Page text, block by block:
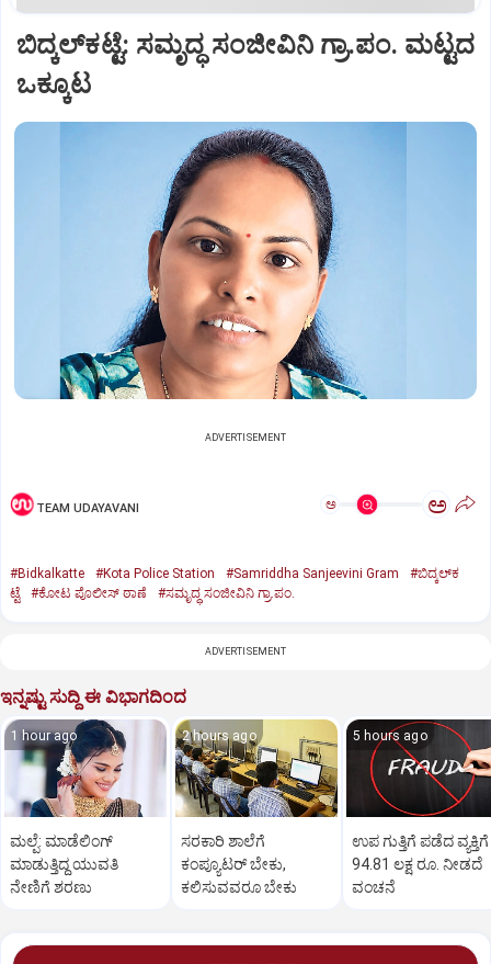
ಬಿದ್ಕಲ್‌ಕಟ್ಟೆ: ಸಮೃದ್ಧ ಸಂಜೀವಿನಿ ಗ್ರಾ.ಪಂ. ಮಟ್ಟದ
ಒಕ್ಕೂಟ
ADVERTISEMENT
TEAM UDAYAVANI ಅ ಅ
#Bidkalkatte #Kota Police Station #Samriddha Sanjeevini Gram
#ಬಿದ್ಕಲ್‌ಕ
ಟ್ಟೆ
#ಕೋಟ ಪೊಲೀಸ್‌ ಠಾಣೆ #ಸಮೃದ್ಧ ಸಂಜೀವಿನಿ ಗ್ರಾ.ಪಂ.
ADVERTISEMENT
ಇನ್ನಷ್ಟು ಸುದ್ದಿ ಈ ವಿಭಾಗದಿಂದ
1 hour ago
ಮಲ್ಪೆ: ಮಾಡೆಲಿಂಗ್
ಮಾಡುತ್ತಿದ್ದ ಯುವತಿ
ನೇಣಿಗೆ ಶರಣು
2 hours ago
ಸರಕಾರಿ ಶಾಲೆಗೆ
ಕಂಪ್ಯೂಟರ್‌ ಬೇಕು,
ಕಲಿಸುವವರೂ ಬೇಕು
5 hours ago
ಉಪ ಗುತ್ತಿಗೆ ಪಡೆದ ವ್ಯಕ್ತಿಗೆ
94.81 ಲಕ್ಷ ರೂ. ನೀಡದೆ
ವಂಚನೆ